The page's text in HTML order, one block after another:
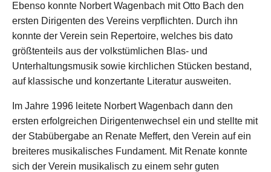
Ebenso konnte Norbert Wagenbach mit Otto Bach den
ersten Dirigenten des Vereins verpflichten. Durch ihn
konnte der Verein sein Repertoire, welches bis dato
größtenteils aus der volkstümlichen Blas- und
Unterhaltungsmusik sowie kirchlichen Stücken bestand,
auf klassische und konzertante Literatur ausweiten.
Im Jahre 1996 leitete Norbert Wagenbach dann den
ersten erfolgreichen Dirigentenwechsel ein und stellte mit
der Stabübergabe an Renate Meffert, den Verein auf ein
breiteres musikalisches Fundament. Mit Renate konnte
sich der Verein musikalisch zu einem sehr guten